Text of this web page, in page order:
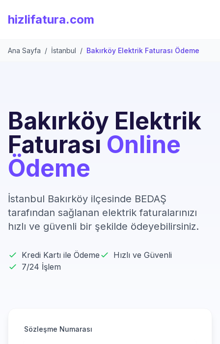
hizlifatura.com
Ana Sayfa / İstanbul / Bakırköy Elektrik Faturası Ödeme
Bakırköy Elektrik
Faturası Online
Ödeme
İstanbul Bakırköy ilçesinde BEDAŞ
tarafından sağlanan elektrik faturalarınızı
hızlı ve güvenli bir şekilde ödeyebilirsiniz.
Kredi Kartı ile Ödeme
Hızlı ve Güvenli
7/24 İşlem
Sözleşme Numarası